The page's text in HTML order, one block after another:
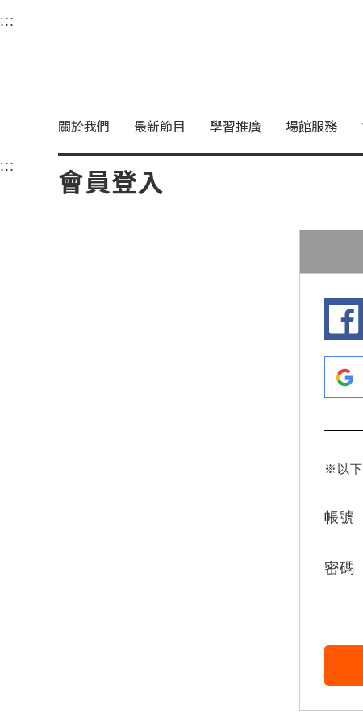
衛武營國家藝術文化中心
中央內容區塊，為本頁主要內容區。
:::
關於我們 最新節目 學習推廣 場館服務
::: 中央內容區塊，為本頁主要內容區。
會員登入
※以下
帳號
密碼